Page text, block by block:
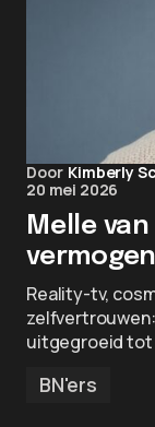
Door Kimberly
20 mei 2026
Melle
Reality-tv,
uitgegroeid tot
BN'ers